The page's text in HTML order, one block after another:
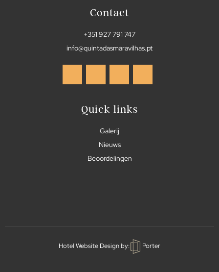
Contact
+351 927 791 747
info@quintadasmaravilhas.pt
Quick links
Galerij
Nieuws
Beoordelingen
Hotel Website Designby: Porter